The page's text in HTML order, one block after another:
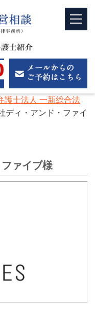
護士法人 一新総合法
ディ・アンド・ファイ
ァイブ様